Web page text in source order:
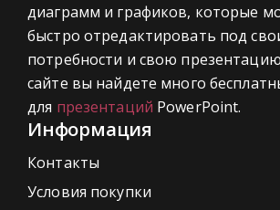
диаграмм и графиков, которые
быстро отредактировать под
потребности и свою
сайте вы найдете много
для презентаций PowerPoint.
Информация
Контакты
Условия покупки